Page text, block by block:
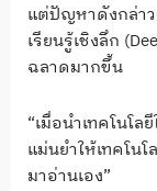
แต่ปัญหาดังกล่าว
เรียนรู้เชิงลึก
ฉลาดมากขึ้น
“เมื่อนำเทคโนโ
แม่นยำให้เทคโน
มาอ่านเอง”